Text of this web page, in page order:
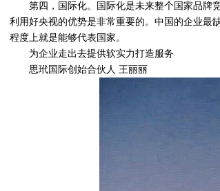
第四，国际化。国际化是未来整个国家品牌
利用好央视的优势是非常重要的。中国的企业最
程度上就是能够代表国家。
为企业走出去提供软实力打造服务
思玳国际创始合伙人 王丽丽